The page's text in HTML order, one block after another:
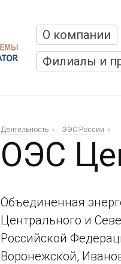
О компании
Филиалы и
Деятельность ЭЭС России
ОЭС
Объединенная
Центрального и
Российской
Воронежской,